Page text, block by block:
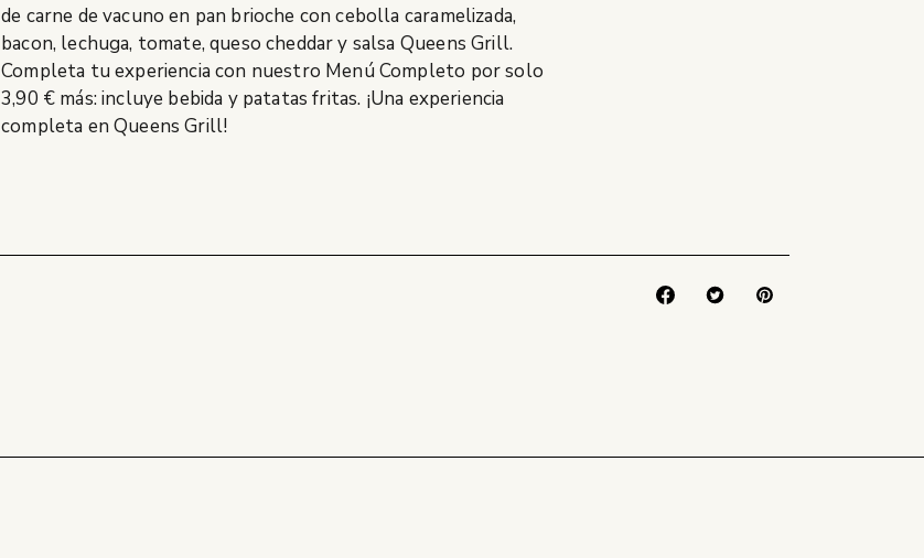
de carne de vacuno en pan brioche con cebolla caramelizada,
bacon, lechuga, tomate, queso cheddar y salsa Queens Grill.
Completa tu experiencia con nuestro Menú Completo por solo
3,90 € más: incluye bebida y patatas fritas. ¡Una experiencia
completa en Queens Grill!